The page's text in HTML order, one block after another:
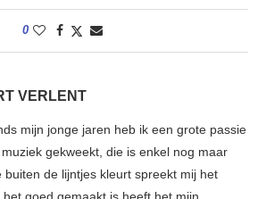
0
VERLENT
mijn jonge jaren heb ik een grote passie
gekweekt, die is enkel nog maar
buiten de lijntjes kleurt spreekt mij het